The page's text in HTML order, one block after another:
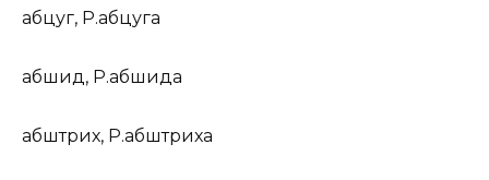
абцуг, Р.абцуга
абшид, Р.абшида
абштрих, Р.абштриха